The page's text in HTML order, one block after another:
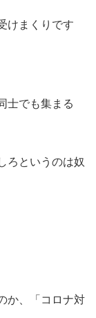
けまくりです
でも集まる
ろというのは奴
か、「コロナ対